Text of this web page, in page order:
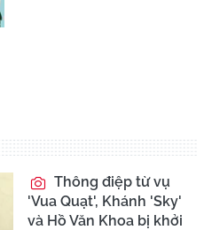
Thông điệp từ vụ
'Vua Quạt', Khánh 'Sky'
và Hồ Văn Khoa bị khởi